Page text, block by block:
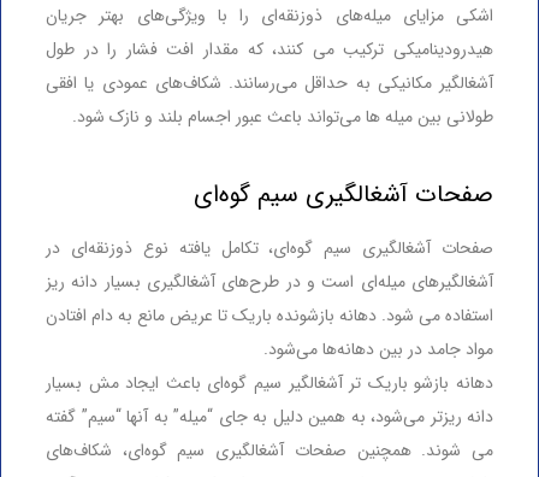
اشکی مزایای میله‌های ذوزنقه‌ای را با ویژگی‌های بهتر جریان
هیدرودینامیکی ترکیب می کنند، که مقدار افت فشار را در طول
آشغالگیر مکانیکی به حداقل می‌رسانند. شکاف‌های عمودی یا افقی
طولانی بین میله ها می‌تواند باعث عبور اجسام بلند و نازک شود.
صفحات آشغالگیری سیم گوه‌ای
صفحات آشغالگیری سیم گوه‌ای، تکامل یافته نوع ذوزنقه‌ای در
آشغالگیرهای میله‌ای است و در طرح‌های آشغالگیری بسیار دانه ریز
استفاده می شود. دهانه بازشونده باریک تا عریض مانع به دام افتادن
مواد جامد در بین دهانه‌ها می‌شود.
دهانه بازشو باریک تر آشغالگیر سیم گوه‌ای باعث ایجاد مش بسیار
دانه ریزتر می‌شود، به همین دلیل به جای “میله” به آنها “سیم” گفته
می شوند. همچنین صفحات آشغالگیری سیم گوه‌ای، شکاف‌های